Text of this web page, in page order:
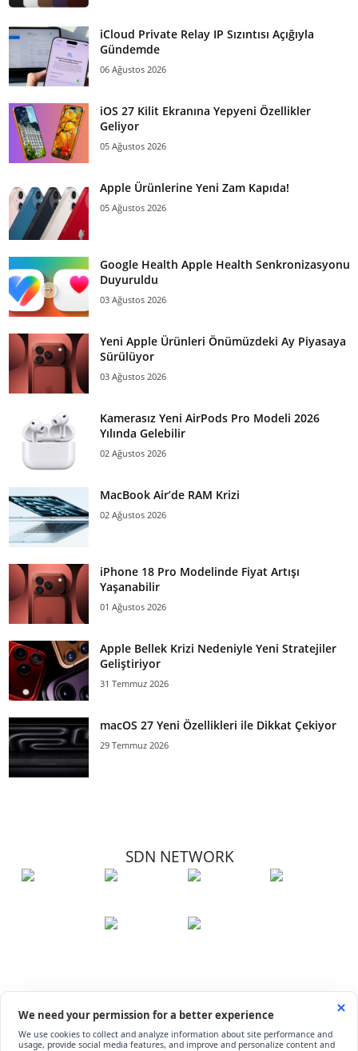
iCloud Private Relay IP Sızıntısı Açığıyla
Gündemde
06 Ağustos 2026
iOS 27 Kilit Ekranına Yepyeni Özellikler
Geliyor
05 Ağustos 2026
Apple Ürünlerine Yeni Zam Kapıda!
05 Ağustos 2026
Google Health Apple Health Senkronizasyonu
Duyuruldu
03 Ağustos 2026
Yeni Apple Ürünleri Önümüzdeki Ay Piyasaya
Sürülüyor
03 Ağustos 2026
Kamerasız Yeni AirPods Pro Modeli 2026
Yılında Gelebilir
02 Ağustos 2026
MacBook Air’de RAM Krizi
02 Ağustos 2026
iPhone 18 Pro Modelinde Fiyat Artışı
Yaşanabilir
01 Ağustos 2026
Apple Bellek Krizi Nedeniyle Yeni Stratejiler
Geliştiriyor
31 Temmuz 2026
macOS 27 Yeni Özellikleri ile Dikkat Çekiyor
29 Temmuz 2026
SDN NETWORK